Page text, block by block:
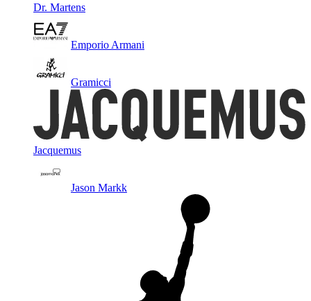
Dr. Martens
Emporio Armani
Gramicci
Jacquemus
Jason Markk